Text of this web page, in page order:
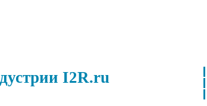
I2R.ru